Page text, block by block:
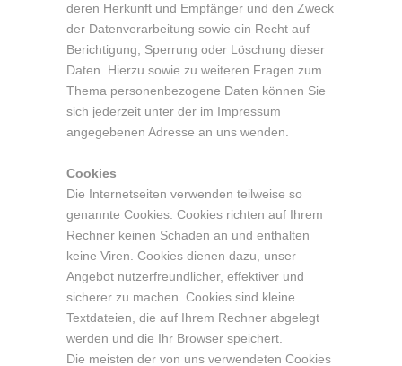
deren Herkunft und Empfänger und den Zweck
der Datenverarbeitung sowie ein Recht auf
Berichtigung, Sperrung oder Löschung dieser
Daten. Hierzu sowie zu weiteren Fragen zum
Thema personenbezogene Daten können Sie
sich jederzeit unter der im Impressum
angegebenen Adresse an uns wenden.
Cookies
Die Internetseiten verwenden teilweise so
genannte Cookies. Cookies richten auf Ihrem
Rechner keinen Schaden an und enthalten
keine Viren. Cookies dienen dazu, unser
Angebot nutzerfreundlicher, effektiver und
sicherer zu machen. Cookies sind kleine
Textdateien, die auf Ihrem Rechner abgelegt
werden und die Ihr Browser speichert.
Die meisten der von uns verwendeten Cookies